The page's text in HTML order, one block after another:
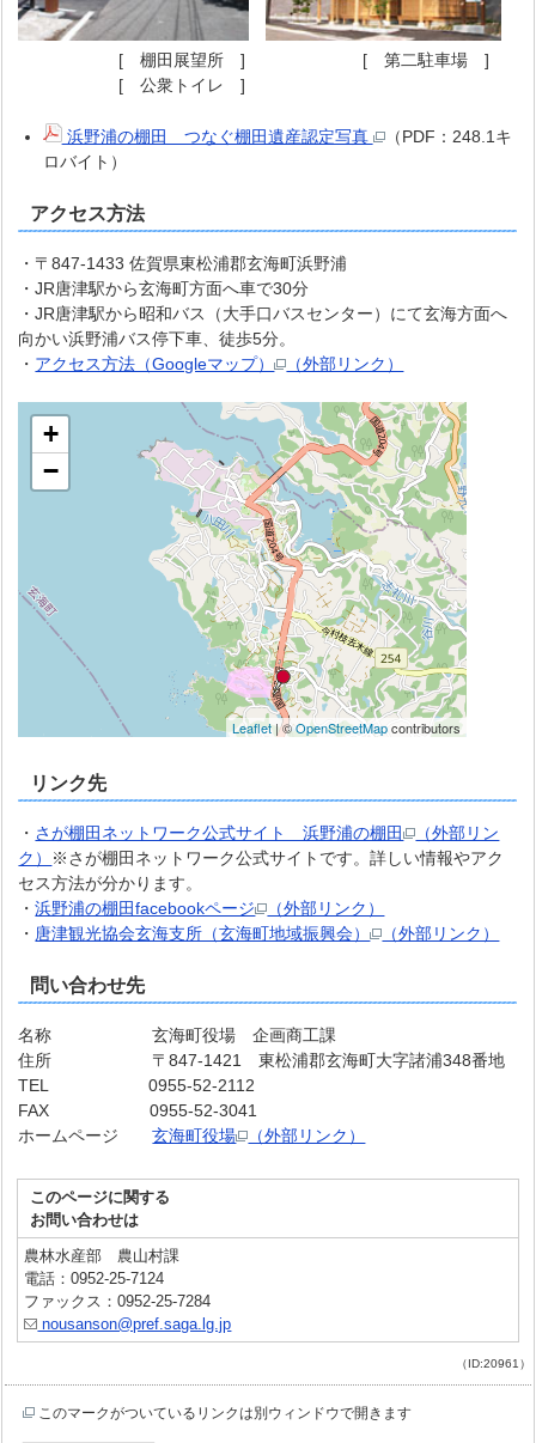
[ 棚田展望所 ] [ 第二駐車場 ]
[ 公衆トイレ ]
浜野浦の棚田 つなぐ棚田遺産認定写真
（PDF：248.1キ
ロバイト）
アクセス方法
・〒847-1433 佐賀県東松浦郡玄海町浜野浦
・JR唐津駅から玄海町方面へ車で30分
・JR唐津駅から昭和バス（大手口バスセンター）にて玄海方面へ
向かい浜野浦バス停下車、徒歩5分。
・ アクセス方法（Googleマップ） （外部リンク）
リンク先
・ さが棚田ネットワーク公式サイト 浜野浦の棚田
（外部リン
ク） ※さが棚田ネットワーク公式サイトです。詳しい情報やアク
セス方法が分かります。
・浜野浦の棚田facebookページ
（外部リンク）
・ 唐津観光協会玄海支所（玄海町地域振興会） （外部リンク）
問い合わせ先
名称 玄海町役場 企画商工課
住所 〒847-1421 東松浦郡玄海町大字諸浦348番地
TEL 0955-52-2112
FAX 0955-52-3041
ホームページ玄海町役場 （外部リンク）
このページに関する
お問い合わせは
農林水産部 農山村課
電話：0952-25-7124
ファックス：0952-25-7284
nousanson@pref.saga.lg.jp
（ID:20961）
このマークがついているリンクは別ウィンドウで開きます